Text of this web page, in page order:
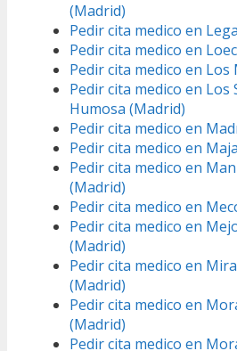
(Madrid)
Pedir cita medico en
Pedir cita medico en
Pedir cita medico en
Pedir cita medico en Los
Humosa (Madrid)
Pedir cita medico en
Pedir cita medico en
Pedir cita medico en
(Madrid)
Pedir cita medico en
Pedir cita medico en
(Madrid)
Pedir cita medico en
(Madrid)
Pedir cita medico en
(Madrid)
Pedir cita medico en